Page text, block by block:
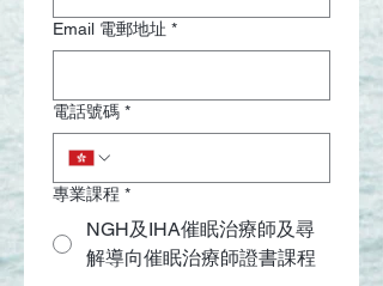
Email 電郵地址 *
電話號碼 *
專業課程 *
NGH及IHA催眠治療師及尋
解導向催眠治療師證書課程